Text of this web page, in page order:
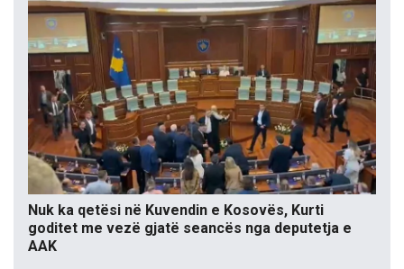
Nuk ka qetësi në Kuvendin e Kosovës, Kurti
goditet me vezë gjatë seancës nga deputetja e
AAK